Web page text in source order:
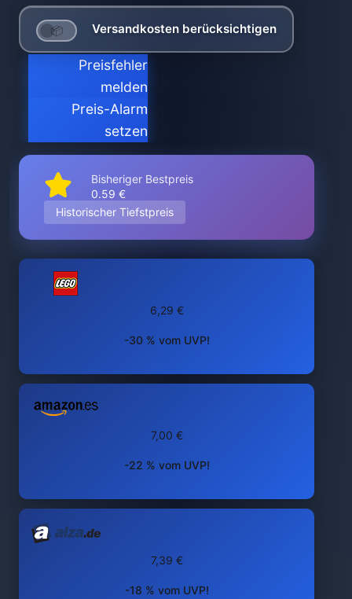
Versandkosten berücksichtigen
Preisfehler
melden
Preis-Alarm
setzen
Bisheriger Bestpreis
0.59 €
Historischer Tiefstpreis
6,29 €
-30 % vom UVP!
7,00 €
-22 % vom UVP!
7,39 €
-18 % vom UVP!